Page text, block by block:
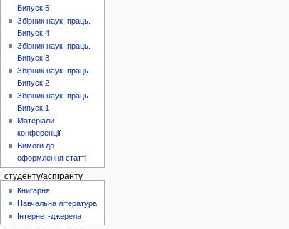
Випуск 5
Збірник наук. праць. -
Випуск 4
Збірник наук. праць. -
Випуск 3
Збірник наук. праць. -
Випуск 2
Збірник наук. праць. -
Випуск 1
Матеріали
конференції
Вимоги до
оформлення статті
студенту/аспіранту
Книгарня
Навчальна література
Інтернет-джерела